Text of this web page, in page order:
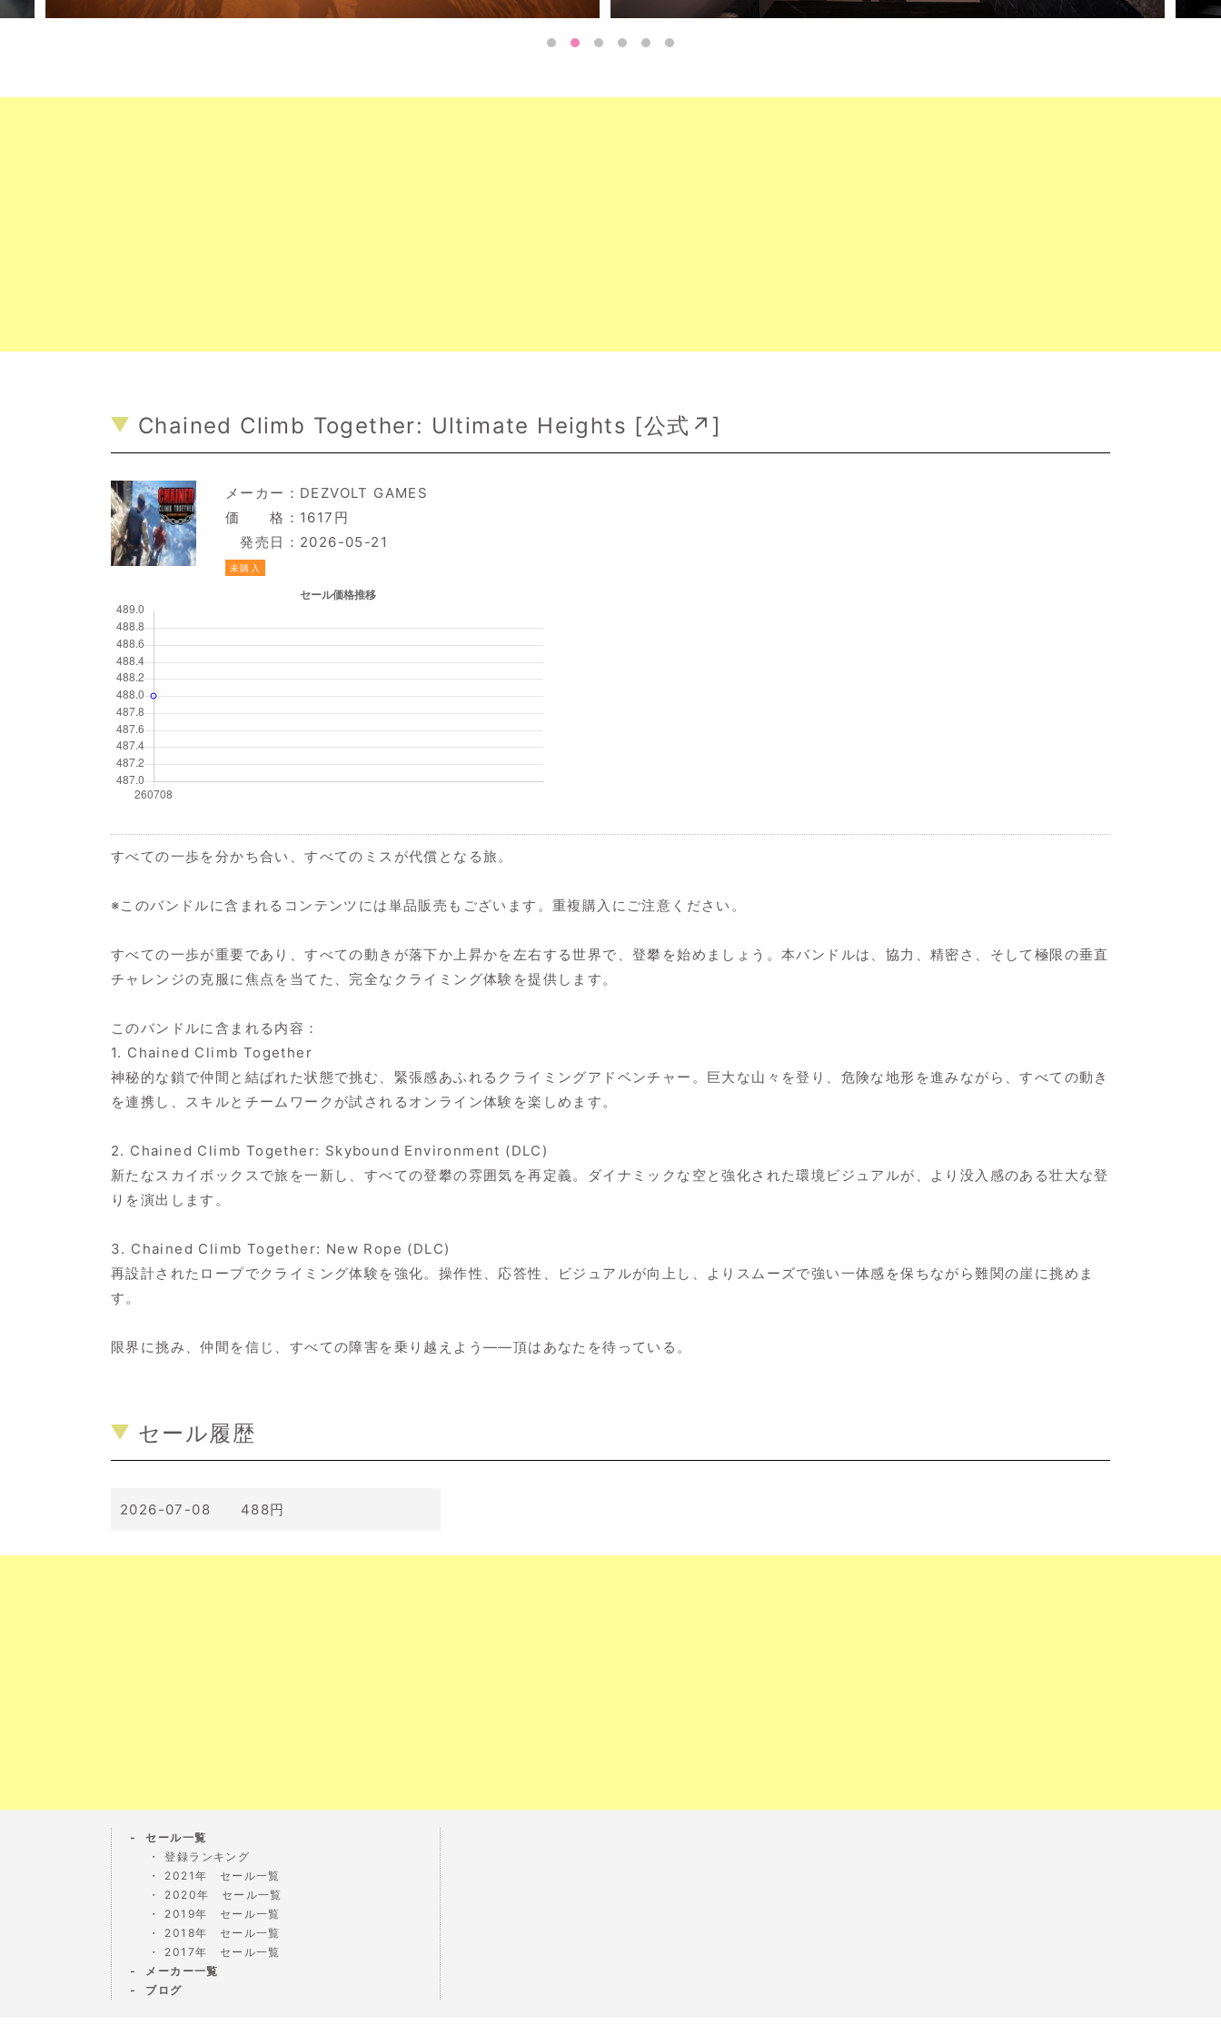
Chained Climb Together: Ultimate Heights [公式↗]
メーカー： DEZVOLT GAMES
価 格：1617円
発売日：2026-05-21
未購入
すべての一歩を分かち合い、すべてのミスが代償となる旅。
※このバンドルに含まれるコンテンツには単品販売もございます。重複購入にご注意ください。
すべての一歩が重要であり、すべての動きが落下か上昇かを左右する世界で、登攀を始めましょう。本バンドルは、協力、精密さ、そして極限の垂直
チャレンジの克服に焦点を当てた、完全なクライミング体験を提供します。
このバンドルに含まれる内容：
1. Chained Climb Together
神秘的な鎖で仲間と結ばれた状態で挑む、緊張感あふれるクライミングアドベンチャー。巨大な山々を登り、危険な地形を進みながら、すべての動き
を連携し、スキルとチームワークが試されるオンライン体験を楽しめます。
2. Chained Climb Together: Skybound Environment (DLC)
新たなスカイボックスで旅を一新し、すべての登攀の雰囲気を再定義。ダイナミックな空と強化された環境ビジュアルが、より没入感のある壮大な登
りを演出します。
3. Chained Climb Together: New Rope (DLC)
再設計されたロープでクライミング体験を強化。操作性、応答性、ビジュアルが向上し、よりスムーズで強い一体感を保ちながら難関の崖に挑めま
す。
限界に挑み、仲間を信じ、すべての障害を乗り越えよう――頂はあなたを待っている。
セール履歴
2026-07-08 488円
セール一覧
登録ランキング
2021年 セール一覧
2020年 セール一覧
2019年 セール一覧
2018年 セール一覧
2017年 セール一覧
メーカー一覧
ブログ